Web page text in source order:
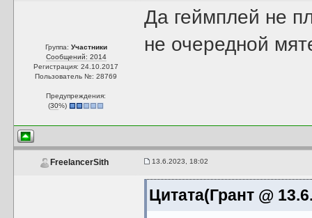
Группа: Участники
Сообщений: 2014
Регистрация: 24.10.2017
Пользователь №: 28769
Предупреждения:
(30%)
Да геймплей не
не очередной
FreelancerSith 13.6.2023, 18:02
Цитата(Грант @